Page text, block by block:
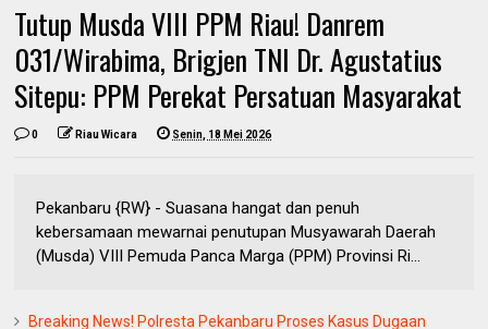
Tutup Musda VIII PPM Riau! Danrem
031/Wirabima, Brigjen TNI Dr. Agustatius
Sitepu: PPM Perekat Persatuan Masyarakat
0 Riau Wicara Senin, 18 Mei 2026
Pekanbaru {RW} - Suasana hangat dan penuh
kebersamaan mewarnai penutupan Musyawarah Daerah
(Musda) VIII Pemuda Panca Marga (PPM) Provinsi Ri...
Breaking News! Polresta Pekanbaru Proses Kasus Dugaan